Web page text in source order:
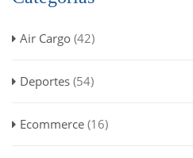
Air Cargo (42)
Deportes (54)
Ecommerce (16)